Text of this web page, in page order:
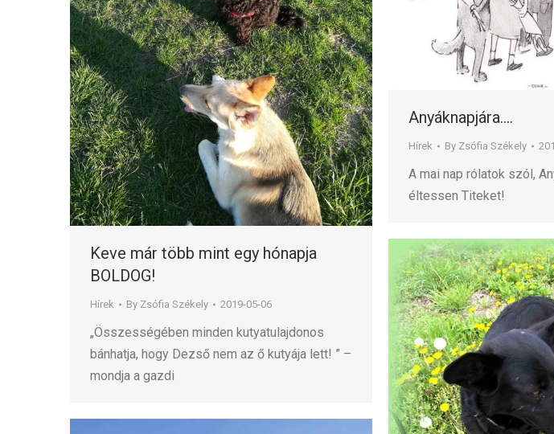
Keve már több mint egy hónapja
BOLDOG!
Hírek By Zsófia Székely 2019-05-06
„Összességében minden kutyatulajdonos
bánhatja, hogy Dezső nem az ő kutyája lett! ” –
mondja a gazdi
Anyáknapjára….
Hírek By Zsófia Székely
A mai nap rólatok szól,
éltessen Titeket!